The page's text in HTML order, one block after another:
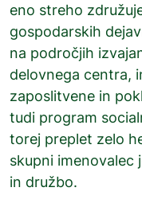
eno streho
gospodarskih
na področjih
delovnega centra,
zaposlitvene in
tudi program
torej preplet zelo
skupni imenovalec
in družbo.